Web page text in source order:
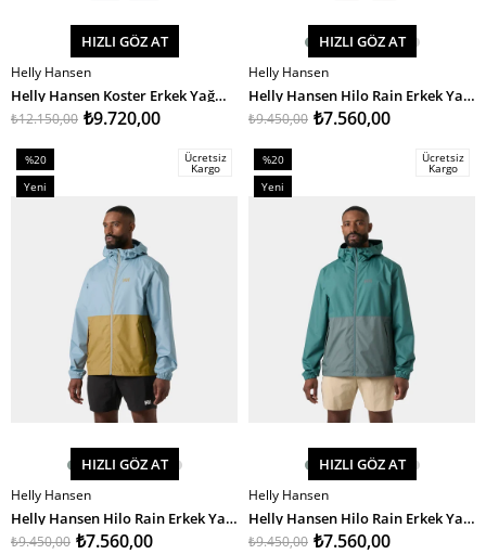
SEPETE EKLE
HIZLI GÖZ AT
Helly Hansen
Helly Hansen Koster Erkek Yağmurluk
₺9.720,00
₺12.150,00
SEPETE EKLE
HIZLI GÖZ AT
Helly Hansen
Helly Hansen Hilo Rain Erkek Yağmurluk
₺7.560,00
₺9.450,00
SEPETE EKLE
%20
İndirim
%20İndirim
Yeni
Ücretsiz
Kargo
HIZLI GÖZ AT
Helly Hansen
Helly Hansen Hilo Rain Erkek Yağmurluk
₺7.560,00
₺9.450,00
SEPETE EKLE
%20
İndirim
%20İndirim
Yeni
Ücretsiz
Kargo
HIZLI GÖZ AT
Helly Hansen
Helly Hansen Hilo Rain Erkek Yağmurluk
₺7.560,00
₺9.450,00